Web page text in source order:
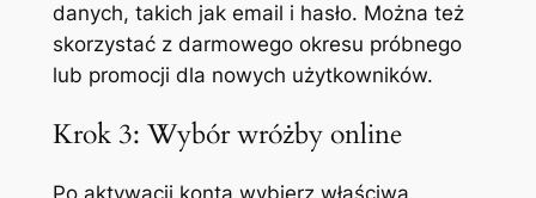
danych, takich jak email i hasło. Można też
skorzystać z darmowego okresu próbnego
lub promocji dla nowych użytkowników.
Krok 3: Wybór wróżby online